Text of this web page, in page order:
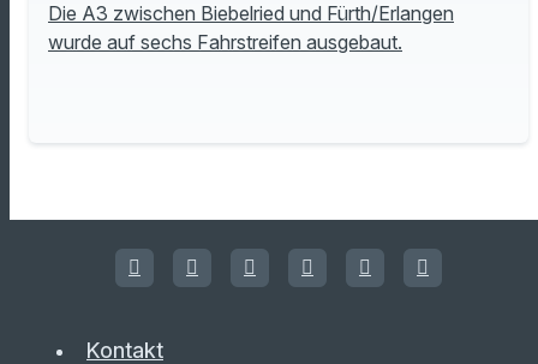
Die A3 zwischen Biebelried und Fürth/Erlangen
wurde auf sechs Fahrstreifen ausgebaut.
Kontakt